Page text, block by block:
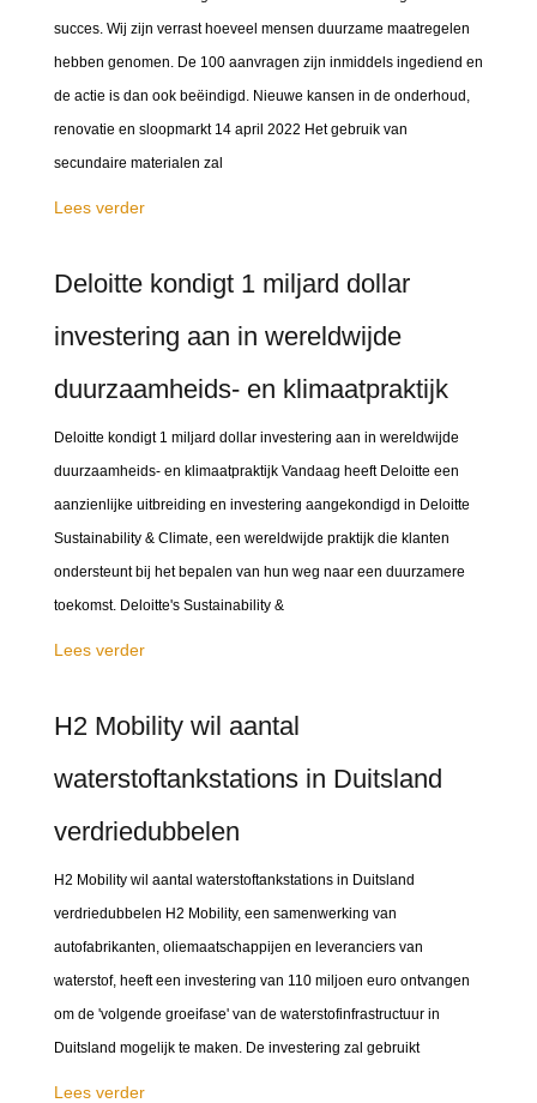
succes. Wij zijn verrast hoeveel mensen duurzame maatregelen
hebben genomen. De 100 aanvragen zijn inmiddels ingediend en
de actie is dan ook beëindigd. Nieuwe kansen in de onderhoud,
renovatie en sloopmarkt 14 april 2022 Het gebruik van
secundaire materialen zal
Lees verder
Deloitte kondigt 1 miljard dollar
investering aan in wereldwijde
duurzaamheids- en klimaatpraktijk
Deloitte kondigt 1 miljard dollar investering aan in wereldwijde
duurzaamheids- en klimaatpraktijk Vandaag heeft Deloitte een
aanzienlijke uitbreiding en investering aangekondigd in Deloitte
Sustainability & Climate, een wereldwijde praktijk die klanten
ondersteunt bij het bepalen van hun weg naar een duurzamere
toekomst. Deloitte's Sustainability &
Lees verder
H2 Mobility wil aantal
waterstoftankstations in Duitsland
verdriedubbelen
H2 Mobility wil aantal waterstoftankstations in Duitsland
verdriedubbelen H2 Mobility, een samenwerking van
autofabrikanten, oliemaatschappijen en leveranciers van
waterstof, heeft een investering van 110 miljoen euro ontvangen
om de 'volgende groeifase' van de waterstofinfrastructuur in
Duitsland mogelijk te maken. De investering zal gebruikt
Lees verder